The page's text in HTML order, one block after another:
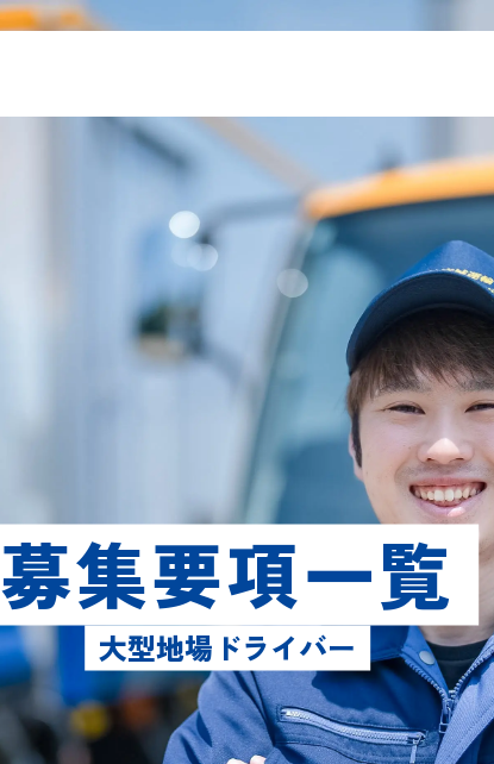
募集要項一覧
大型地場ドライバー